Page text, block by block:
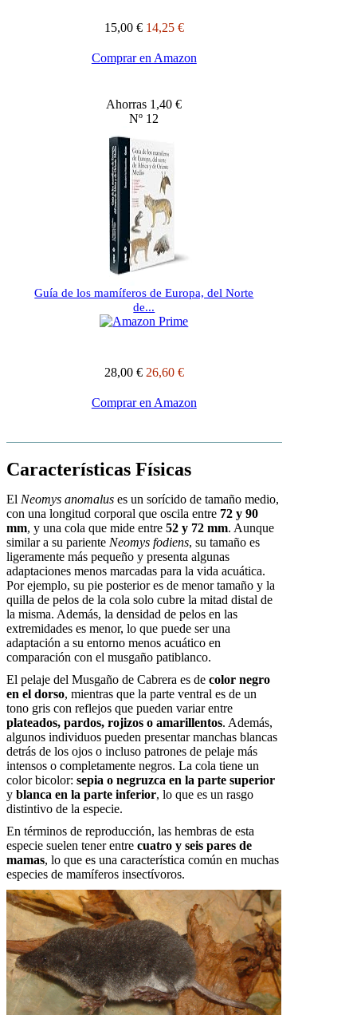
15,00 € 14,25 €
Comprar en Amazon
Ahorras 1,40 €
Nº 12
Guía de los mamíferos de Europa, del Norte
de...
28,00 € 26,60 €
Comprar en Amazon
Características Físicas
El Neomys anomalus es un sorícido de tamaño medio,
con una longitud corporal que oscila entre 72 y 90
mm, y una cola que mide entre 52 y 72 mm. Aunque
similar a su pariente Neomys fodiens, su tamaño es
ligeramente más pequeño y presenta algunas
adaptaciones menos marcadas para la vida acuática.
Por ejemplo, su pie posterior es de menor tamaño y la
quilla de pelos de la cola solo cubre la mitad distal de
la misma. Además, la densidad de pelos en las
extremidades es menor, lo que puede ser una
adaptación a su entorno menos acuático en
comparación con el musgaño patiblanco.
El pelaje del Musgaño de Cabrera es de color negro
en el dorso, mientras que la parte ventral es de un
tono gris con reflejos que pueden variar entre
plateados, pardos, rojizos o amarillentos. Además,
algunos individuos pueden presentar manchas blancas
detrás de los ojos o incluso patrones de pelaje más
intensos o completamente negros. La cola tiene un
color bicolor: sepia o negruzca en la parte superior
y blanca en la parte inferior, lo que es un rasgo
distintivo de la especie.
En términos de reproducción, las hembras de esta
especie suelen tener entre cuatro y seis pares de
mamas, lo que es una característica común en muchas
especies de mamíferos insectívoros.